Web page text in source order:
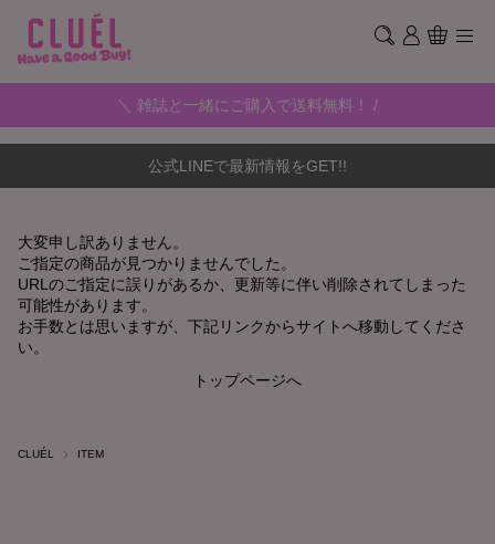
＼ 雑誌と一緒にご購入で送料無料！ /
公式LINEで最新情報をGET!!
大変申し訳ありません。
ご指定の商品が見つかりませんでした。
URLのご指定に誤りがあるか、更新等に伴い削除されてしまった
可能性があります。
お手数とは思いますが、下記リンクからサイトへ移動してくださ
い。
トップページへ
CLUÉL ITEM